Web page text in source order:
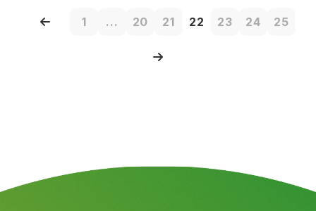
1 ... 20 21 22 23 24 25